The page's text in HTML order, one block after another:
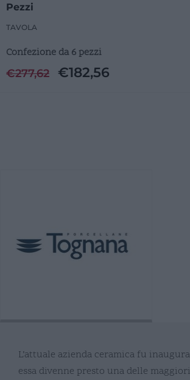
Pezzi
TAVOLA
Confezione da 6 pezzi
€277,62 €182,56
L’attuale azienda ceramica fu
essa divenne presto una delle